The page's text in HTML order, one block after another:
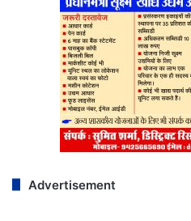
Advertisement